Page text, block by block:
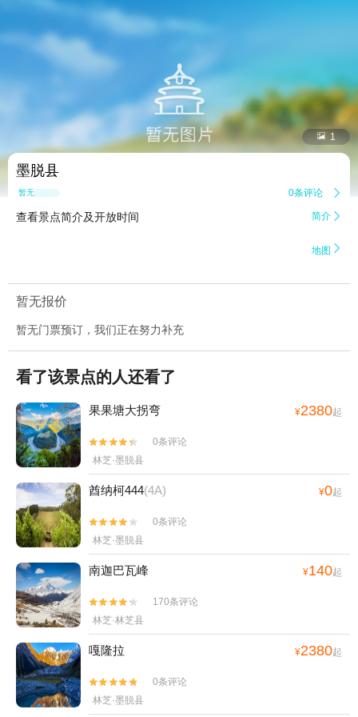
 1
墨脱县
暂无点评 0条评论 
查看景点简介及开放时间 简介 
地图 
暂无报价
暂无门票预订，我们正在努力补充
看了该景点的人还看了
果果塘大拐弯 ¥2380起


0条评论
林芝·墨脱县
酋纳柯444(4A) ¥0起


0条评论
林芝·墨脱县
南迦巴瓦峰 ¥140起


170条评论
林芝·林芝县
嘎隆拉 ¥2380起


0条评论
林芝·墨脱县